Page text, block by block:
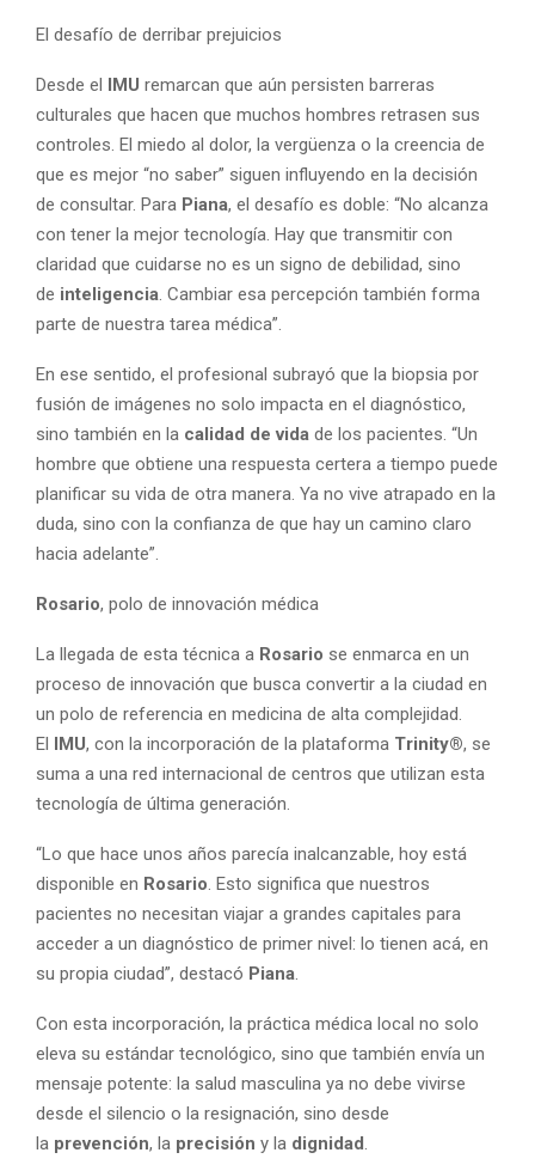
El desafío de derribar prejuicios
Desde el IMU remarcan que aún persisten barreras
culturales que hacen que muchos hombres retrasen sus
controles. El miedo al dolor, la vergüenza o la creencia de
que es mejor “no saber” siguen influyendo en la decisión
de consultar. Para Piana, el desafío es doble: “No alcanza
con tener la mejor tecnología. Hay que transmitir con
claridad que cuidarse no es un signo de debilidad, sino
de inteligencia. Cambiar esa percepción también forma
parte de nuestra tarea médica”.
En ese sentido, el profesional subrayó que la biopsia por
fusión de imágenes no solo impacta en el diagnóstico,
sino también en la calidad de vida de los pacientes. “Un
hombre que obtiene una respuesta certera a tiempo puede
planificar su vida de otra manera. Ya no vive atrapado en la
duda, sino con la confianza de que hay un camino claro
hacia adelante”.
Rosario, polo de innovación médica
La llegada de esta técnica a Rosario se enmarca en un
proceso de innovación que busca convertir a la ciudad en
un polo de referencia en medicina de alta complejidad.
El
IMU, con la incorporación de la plataforma Trinity®, se
suma a una red internacional de centros que utilizan esta
tecnología de última generación.
“Lo que hace unos años parecía inalcanzable, hoy está
disponible en Rosario. Esto significa que nuestros
pacientes no necesitan viajar a grandes capitales para
acceder a un diagnóstico de primer nivel: lo tienen acá, en
su propia ciudad”, destacó Piana.
Con esta incorporación, la práctica médica local no solo
eleva su estándar tecnológico, sino que también envía un
mensaje potente: la salud masculina ya no debe vivirse
desde el silencio o la resignación, sino desde
la prevención, la precisión y la dignidad .